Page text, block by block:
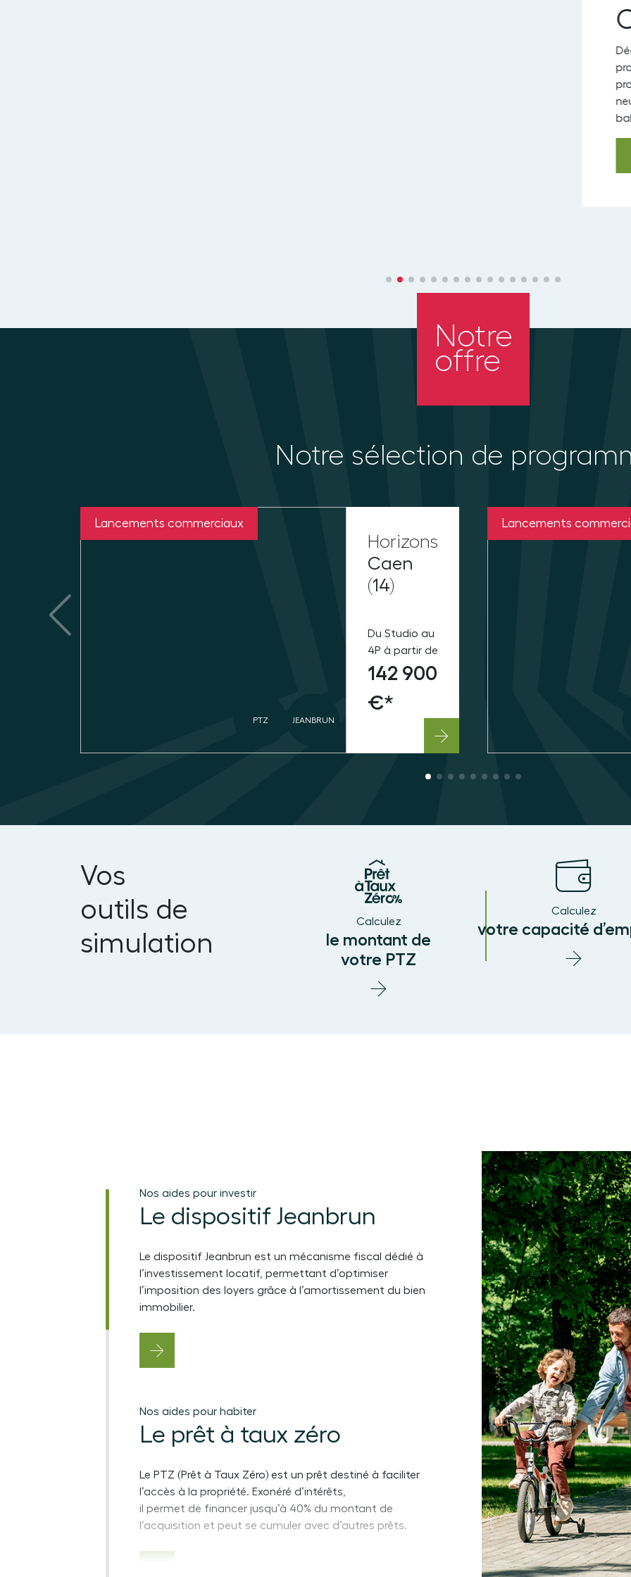
Notre
offre
Notre sélection de
Lancements commerciaux
PTZ JEANBRUN
Horizons
Caen
(14)
Du Studio au
4P à partir de
142 900
€*
Lancements
Vos
outils de
simulation
Calculez
le montant de
votre PTZ
Calculez
votre capacité
Nos aides pour investir
Le dispositif Jeanbrun
Le dispositif Jeanbrun est un mécanisme fiscal dédié à
l’investissement locatif, permettant d’optimiser
l’imposition des loyers grâce à l’amortissement du bien
immobilier.
Nos aides pour habiter
Le prêt à taux zéro
Le PTZ (Prêt à Taux Zéro) est un prêt destiné à faciliter
l’accès à la propriété. Exonéré d’intérêts,
il permet de financer jusqu’à 40% du montant de
l’acquisition et peut se cumuler avec d’autres prêts.